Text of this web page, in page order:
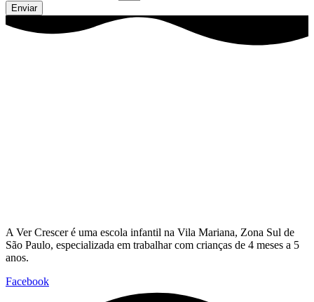
Enviar
A Ver Crescer é uma escola infantil na Vila Mariana, Zona Sul de
São Paulo, especializada em trabalhar com crianças de 4 meses a 5
anos.
Facebook